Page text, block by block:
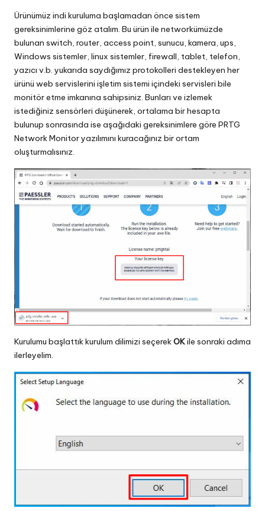
Ürünümüz indi kuruluma başlamadan önce sistem
gereksinimlerine göz atalım. Bu ürün ile networkümüzde
bulunan switch, router, access point, sunucu, kamera, ups,
Windows sistemler, linux sistemler, firewall, tablet, telefon,
yazıcı v.b. yukarıda saydığımız protokolleri destekleyen her
ürünü web servislerini işletim sistemi içindeki servisleri bile
monitör etme imkanına sahipsiniz. Bunları ve izlemek
istediğiniz sensörleri düşünerek, ortalama bir hesapta
bulunup sonrasında ise aşağıdaki gereksinimlere göre PRTG
Network Monitor yazılımını kuracağınız bir ortam
oluşturmalısınız.
Kurulumu başlattık kurulum dilimizi seçerekOKile sonraki adıma
ilerleyelim.